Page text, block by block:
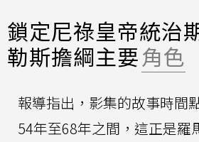
鎖定尼祿皇帝統治
勒斯擔綱主要角色
報導指出，影集的故事時間
54年至68年之間，這正是羅